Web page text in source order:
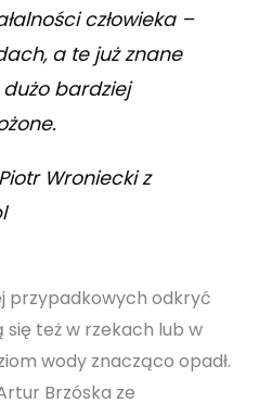
człowieka –
a te już znane
bardziej
Wroniecki z
przypadkowych odkryć
też w rzekach lub w
wody znacząco opadł.
Brzóska ze